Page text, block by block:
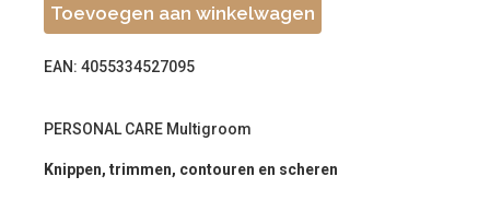
Toevoegen aan winkelwagen
EAN: 4055334527095
PERSONAL CARE Multigroom
Knippen, trimmen, contouren en scheren